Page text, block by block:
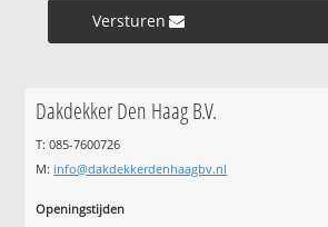
Versturen »
Dakdekker Den Haag B.V.
T: 085-7600726
M: info@dakdekkerdenhaagbv.nl
Openingstijden